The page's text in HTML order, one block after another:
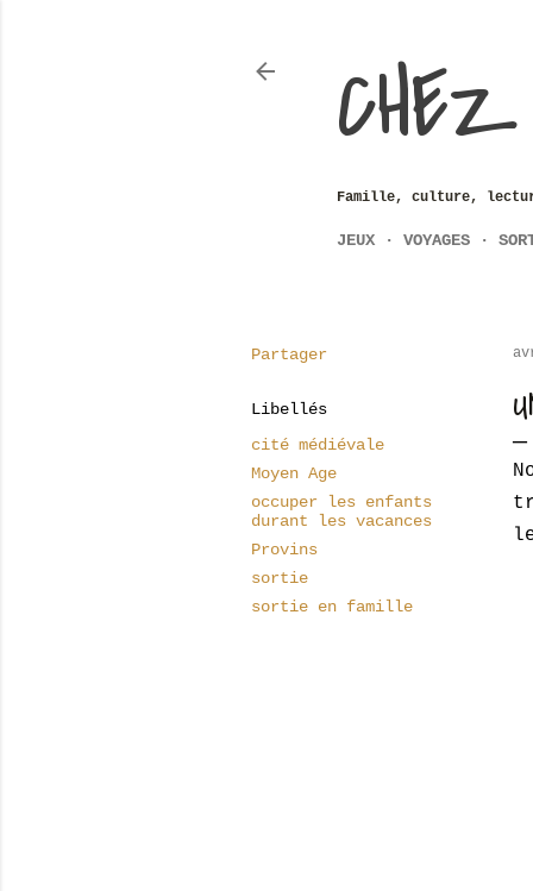
Famille, culture,
JEUX VOYAGES
Partager
Libellés
cité médiévale
Moyen Age
occuper les enfants
durant les vacances
Provins
sortie
sortie en famille